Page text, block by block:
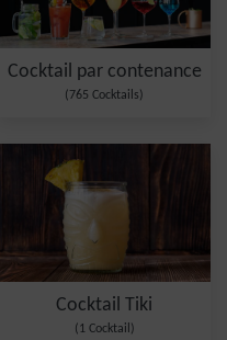
Cocktail par contenance
(765 Cocktails)
Cocktail Tiki
(1 Cocktail)